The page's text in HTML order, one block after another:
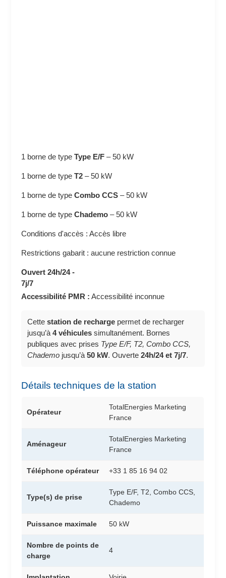
1 borne de typeType E/F –50 kW
1 borne de typeT2 –50 kW
1 borne de typeCombo CCS –50 kW
1 borne de typeChademo –50 kW
Conditions d'accès : Accès libre
Restrictions gabarit : aucune restriction connue
Ouvert 24h/24 -
7j/7
Accessibilité PMR : Accessibilité inconnue
Cettestation de recharge permet de recharger
jusqu’à4 véhicules simultanément. Bornes
publiques avec prises Type E/F, T2, Combo CCS,
Chademo jusqu’à50 kW. Ouverte24h/24 et 7j/7.
Détails techniques de la station
Opérateur
TotalEnergies Marketing
France
Aménageur
TotalEnergies Marketing
France
Téléphone opérateur +33 1 85 16 94 02
Type(s) de prise
Type E/F, T2, Combo CCS,
Chademo
Puissance maximale 50 kW
Nombre de points de
charge
4